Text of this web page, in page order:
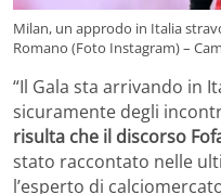
Milan, un approdo in Italia
Romano (Foto Instagram) –
“Il Gala sta arrivando in
sicuramente degli
risulta che il discorso
stato raccontato nelle
l’esperto di